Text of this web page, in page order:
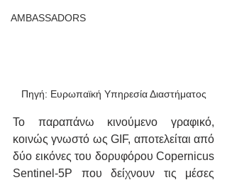
AMBASSADORS
Πηγή: Ευρωπαϊκή Υπηρεσία Διαστήματος
Το παραπάνω κινούμενο γραφικό,
κοινώς γνωστό ως GIF, αποτελείται από
δύο εικόνες του δορυφόρου Copernicus
Sentinel-5P που δείχνουν τις μέσες